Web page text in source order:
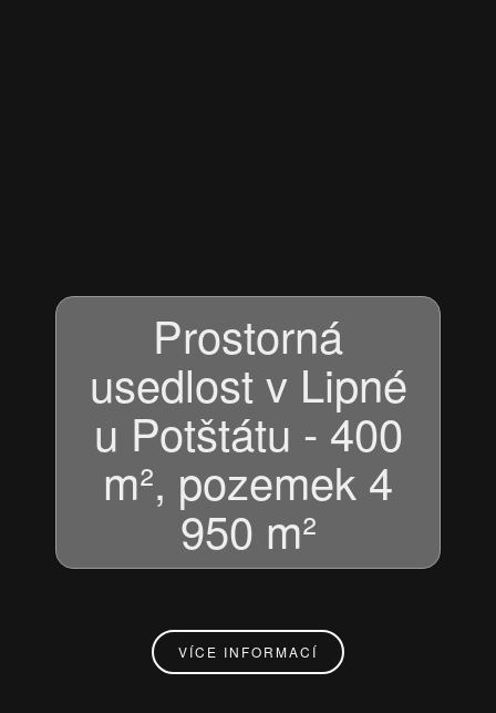
Prostorná
usedlost v Lipné
u Potštátu - 400
m², pozemek 4
950 m²
VÍCE INFORMACÍ